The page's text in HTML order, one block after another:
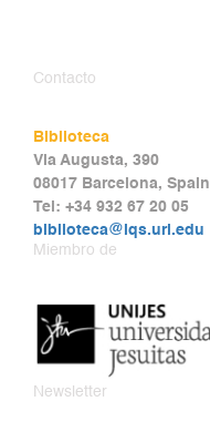
Contacto
Biblioteca
Via Augusta, 390
08017 Barcelona, Spain
Tel: +34 932 67 20 05
biblioteca@iqs.url.edu
Miembro de
Newsletter